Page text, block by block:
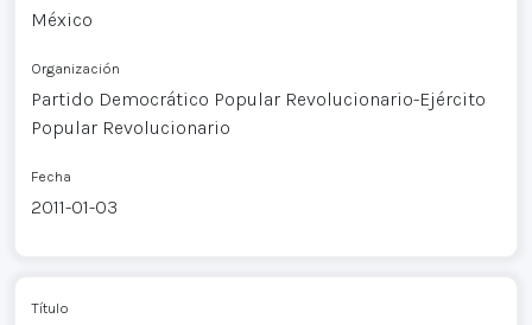
México
Organización
Partido Democrático Popular Revolucionario-Ejército
Popular Revolucionario
Fecha
2011-01-03
Título